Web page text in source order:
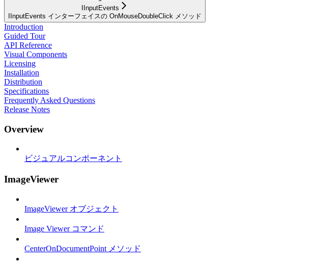
IInputEvents
IInputEvents インターフェイスの OnMouseDoubleClick メソッド
Introduction
Guided Tour
API Reference
Visual Components
Licensing
Installation
Distribution
Specifications
Frequently Asked Questions
Release Notes
Overview
ビジュアルコンポーネント
ImageViewer
ImageViewer オブジェクト
Image Viewer コマンド
CenterOnDocumentPoint メソッド